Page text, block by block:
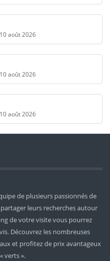
août 2026
août 2026
août 2026
de plusieurs passionnés de
leurs recherches autour
de votre visite vous pourrez
Découvrez les nombreuses
et profitez de prix avantageux
verts ».